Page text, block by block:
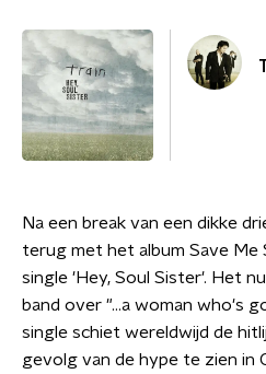
Na een break van een dikke
terug met het album Save Me
single 'Hey, Soul Sister'. Het
band over "...a woman who's
single schiet wereldwijd de
gevolg van de hype te zien in